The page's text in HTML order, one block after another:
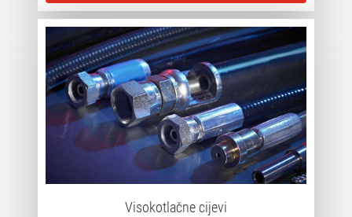
Visokotlačne cijevi